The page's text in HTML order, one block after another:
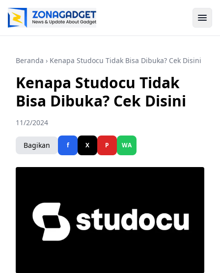
Beranda › Kenapa Studocu Tidak Bisa Dibuka? Cek Disini
Kenapa Studocu Tidak
Bisa Dibuka? Cek Disini
11/2/2024
Bagikan f X P WA